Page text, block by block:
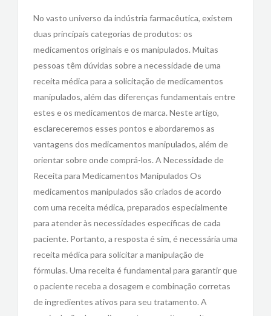
No vasto universo da indústria farmacêutica, existem
duas principais categorias de produtos: os
medicamentos originais e os manipulados. Muitas
pessoas têm dúvidas sobre a necessidade de uma
receita médica para a solicitação de medicamentos
manipulados, além das diferenças fundamentais entre
estes e os medicamentos de marca. Neste artigo,
esclareceremos esses pontos e abordaremos as
vantagens dos medicamentos manipulados, além de
orientar sobre onde comprá-los. A Necessidade de
Receita para Medicamentos Manipulados Os
medicamentos manipulados são criados de acordo
com uma receita médica, preparados especialmente
para atender às necessidades específicas de cada
paciente. Portanto, a resposta é sim, é necessária uma
receita médica para solicitar a manipulação de
fórmulas. Uma receita é fundamental para garantir que
o paciente receba a dosagem e combinação corretas
de ingredientes ativos para seu tratamento. A